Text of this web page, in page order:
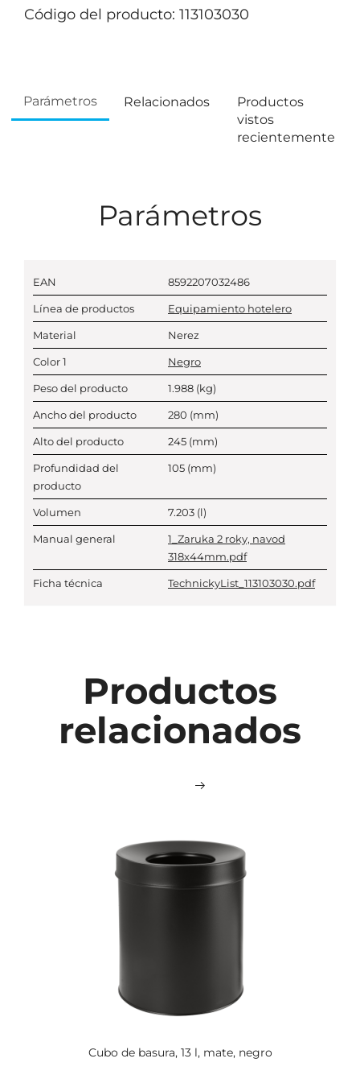
Código del producto: 113103030
Parámetros Relacionados
Productos
vistos
recientemente
Parámetros
EAN 8592207032486
Línea de productos Equipamiento hotelero
Material Nerez
Color 1 Negro
Peso del producto 1.988 (kg)
Ancho del producto 280 (mm)
Alto del producto 245 (mm)
Profundidad del
producto
105 (mm)
Volumen 7.203 (l)
Manual general
1_Zaruka 2 roky, navod
318x44mm.pdf
Ficha técnica TechnickyList_113103030.pdf
Productos
relacionados
Cubo de basura, 13 l, mate, negro